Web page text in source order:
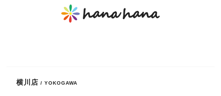
横川店 / YOKOGAWA